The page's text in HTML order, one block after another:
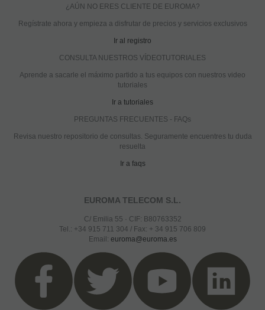
¿AÚN NO ERES CLIENTE DE EUROMA?
Regístrate ahora y empieza a disfrutar de precios y servicios exclusivos
Ir al registro
CONSULTA NUESTROS VÍDEOTUTORIALES
Aprende a sacarle el máximo partido a tus equipos con nuestros video
tutoriales
Ir a tutoriales
PREGUNTAS FRECUENTES - FAQs
Revisa nuestro repositorio de consultas. Seguramente encuentres tu duda
resuelta
Ir a faqs
EUROMA TELECOM S.L.
C/ Emilia 55 · CIF: B80763352
Tel.: +34 915 711 304 / Fax: + 34 915 706 809
Email: euroma@euroma.es